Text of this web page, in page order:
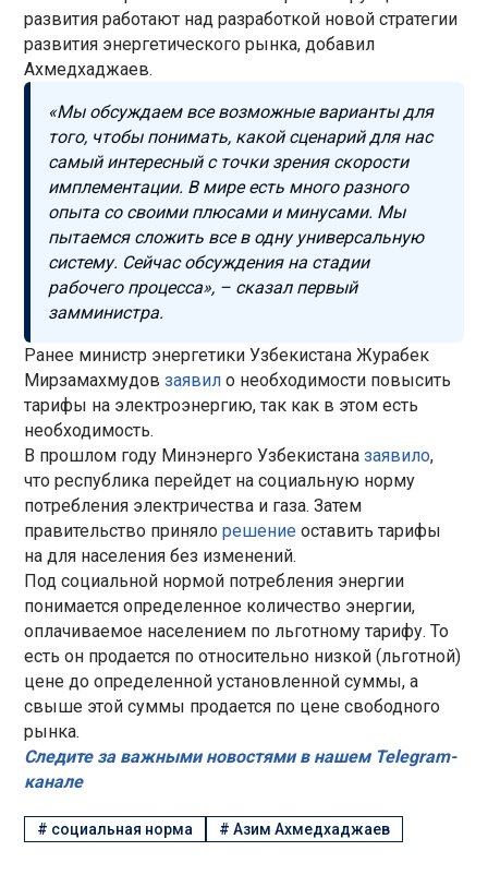
развития работают над разработкой новой стратегии
развития энергетического рынка, добавил
Ахмедхаджаев.
«Мы обсуждаем все возможные варианты для
того, чтобы понимать, какой сценарий для нас
самый интересный с точки зрения скорости
имплементации. В мире есть много разного
опыта со своими плюсами и минусами. Мы
пытаемся сложить все в одну универсальную
систему. Сейчас обсуждения на стадии
рабочего процесса», – сказал первый
замминистра.
Ранее министр энергетики Узбекистана Журабек
Мирзамахмудовзаявило необходимости повысить
тарифы на электроэнергию, так как в этом есть
необходимость.
В прошлом году Минэнерго Узбекистаназаявило,
что республика перейдет на социальную норму
потребления электричества и газа. Затем
правительство принялорешениеоставить тарифы
на для населения без изменений.
Под социальной нормой потребления энергии
понимается определенное количество энергии,
оплачиваемое населением по льготному тарифу. То
есть он продается по относительно низкой (льготной)
цене до определенной установленной суммы, а
свыше этой суммы продается по цене свободного
рынка.
Следите за важными новостями в нашем Telegram-
канале
# социальная норма #Азим Ахмедхаджаев